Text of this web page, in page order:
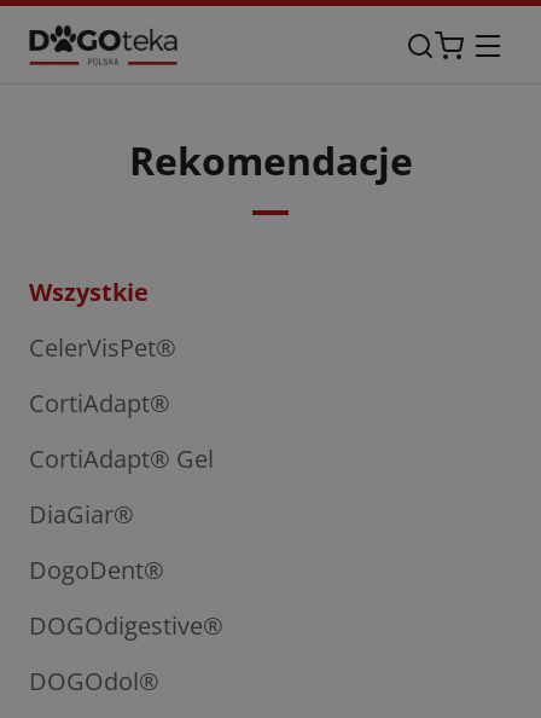
Rekomendacje
Wszystkie
CelerVisPet®
CortiAdapt®
CortiAdapt® Gel
DiaGiar®
DogoDent®
DOGOdigestive®
DOGOdol®